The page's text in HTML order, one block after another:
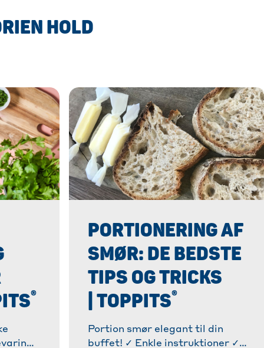
HOLD
®
PORTIONERING AF
SMØR: DE BEDSTE
TIPS OG TRICKS
| TOPPITS®
Portion smør elegant til din
buffet! ✓ Enkle instruktioner ✓